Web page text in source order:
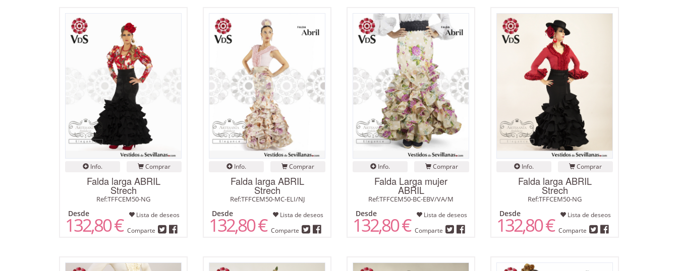
Info. Comprar
Falda larga ABRIL
Strech
Ref:TFFCEM50-NG
Desde Lista de deseos
132,80 € Comparte
Info. Comprar
Falda larga ABRIL
Strech
Ref:TFFCEM50-MC-ELI/NJ
Desde Lista de deseos
132,80 € Comparte
Info. Comprar
Falda Larga mujer
ABRIL
Ref:TFFCEM50-BC-EBV/VA/M
Desde Lista de deseos
132,80 € Comparte
Info. Comprar
Falda larga ABRIL
Strech
Ref:TFFCEM50-NG
Desde Lista de deseos
132,80 € Comparte